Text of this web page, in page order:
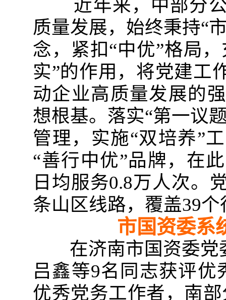
近年来，中部分公
质量发展，始终秉持“
念，紧扣“中优”格局
实”的作用，将党建工
动企业高质量发展的
想根基。落实“第一议
管理，实施“双培养”
“善行中优”品牌，在
日均服务0.8万人次。
条山区线路，覆盖39
市国资委系
在济南市国资委党
吕鑫等9名同志获评
优秀党务工作者，南